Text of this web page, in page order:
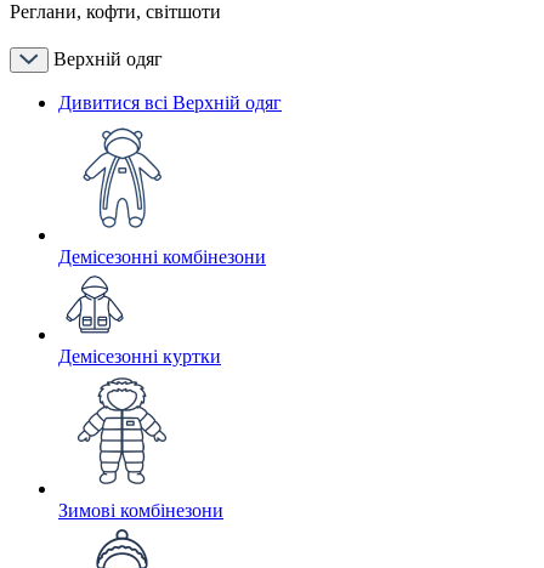
Реглани, кофти, світшоти
Верхній одяг
Дивитися всі Верхній одяг
Демісезонні комбінезони
Демісезонні куртки
Зимові комбінезони